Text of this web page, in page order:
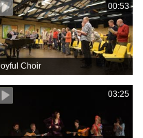
00:53
Choir
03:25